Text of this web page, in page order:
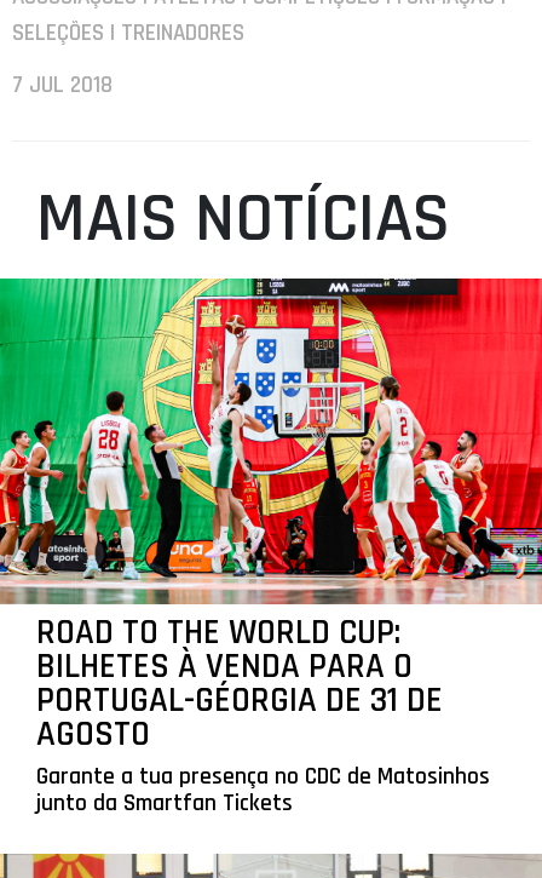
SELEÇÕES | TREINADORES
7 JUL 2018
MAIS NOTÍCIAS
ROAD TO THE WORLD CUP:
BILHETES À VENDA PARA O
PORTUGAL-GÉORGIA DE 31 DE
AGOSTO
Garante a tua presença no CDC de Matosinhos
junto da Smartfan Tickets